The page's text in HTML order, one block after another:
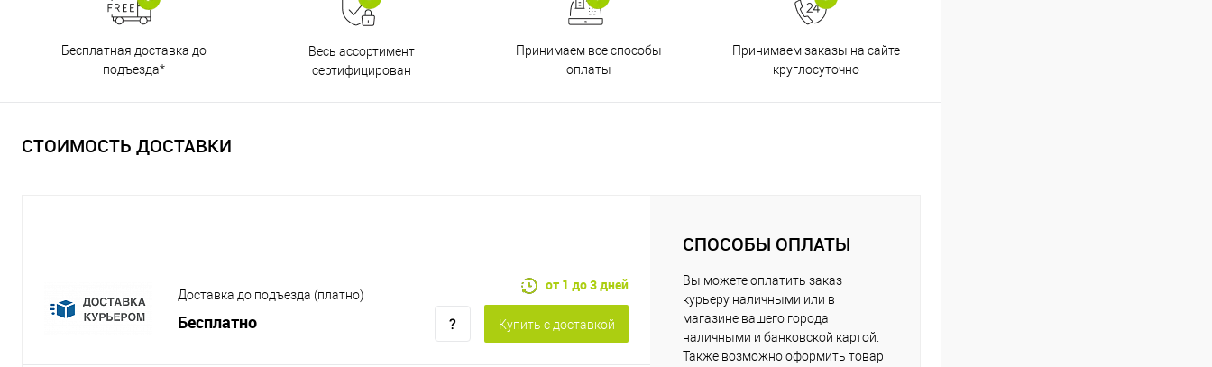
Бесплатная доставка до
подъезда*
Весь ассортимент
сертифицирован
Принимаем все способы
оплаты
Принимаем заказы на сайте
круглосуточно
СТОИМОСТЬ ДОСТАВКИ
Доставка до подъезда (платно)
Бесплатно
от 1 до 3 дней
Купить c доставкой
СПОСОБЫ ОПЛАТЫ
Вы можете оплатить заказ
курьеру наличными или в
магазине вашего города
наличными и банковской картой.
Также возможно оформить товар